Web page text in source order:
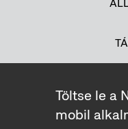
Töltse le a
mobil